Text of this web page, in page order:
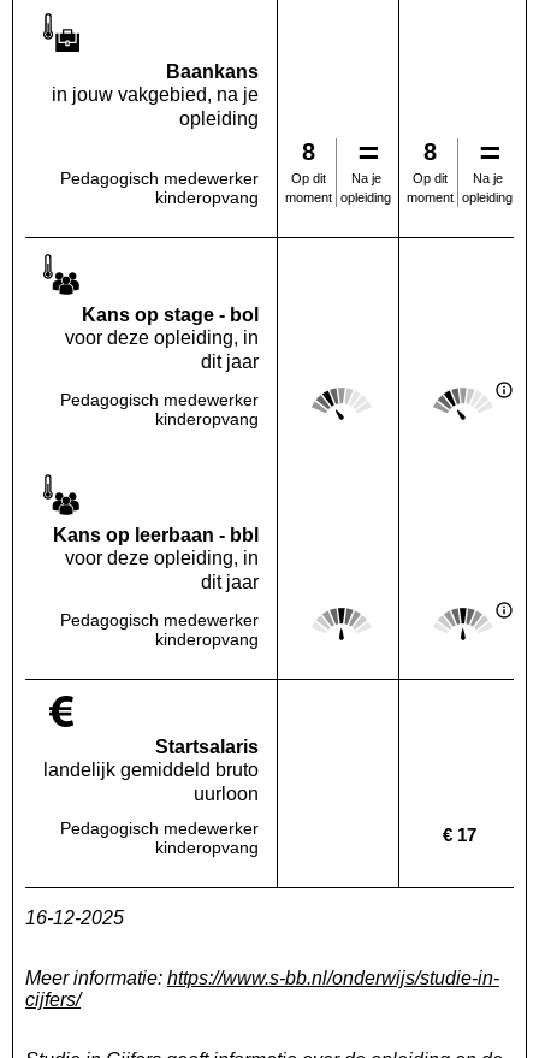
Baankans
in jouw vakgebied, na je
opleiding
Pedagogisch medewerker
kinderopvang
8
Op dit
moment
Na je
opleiding
8
Op dit
moment
Na je
opleiding
Kans op stage - bol
voor deze opleiding, in
dit jaar
Pedagogisch medewerker
kinderopvang
Deze regio:
Score: 2 van 5
Landelijk
Score: 2 van
Kans op leerbaan - bbl
voor deze opleiding, in
dit jaar
Pedagogisch medewerker
kinderopvang
Deze regio:
Score: 3 van 5
Landelijk
Score: 3 van
Startsalaris
landelijk gemiddeld bruto
uurloon
Pedagogisch medewerker
kinderopvang
Geen waarde bekendLandelijk
€ 17
16-12-2025
Meer informatie: https://www.s-bb.nl/onderwijs/studie-in-
cijfers/